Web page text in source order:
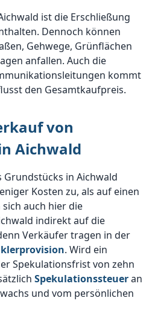
ist die Erschließung
Dennoch können
Gehwege, Grünflächen
anfallen. Auch die
kommt
den Gesamtkaufpreis.
von
Aichwald
in Aichwald
Kosten zu, als auf einen
auch hier die
indirekt auf die
Verkäufer tragen in der
. Wird ein
Spekulationsfrist von zehn
Spekulationssteueran
und vom persönlichen